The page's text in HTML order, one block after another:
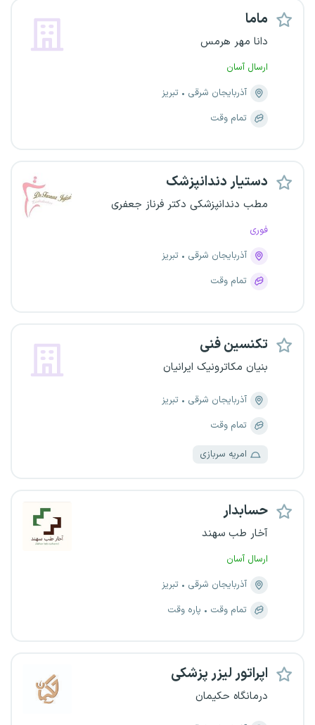
ماما
دانا مهر هرمس
ارسال آسان
آذربایجان شرقی
تبریز
تمام وقت
دستیار دندانپزشک
مطب دندانپزشکی دکتر فرناز جعفری
فوری
آذربایجان شرقی
تبریز
تمام وقت
تکنسین فنی
بنیان مکاترونیک ایرانیان
آذربایجان شرقی
تبریز
تمام وقت
امریه سربازی
حسابدار
آخار طب سهند
ارسال آسان
آذربایجان شرقی
تبریز
تمام وقت
پاره وقت
اپراتور لیزر پزشکی
درمانگاه حکیمان